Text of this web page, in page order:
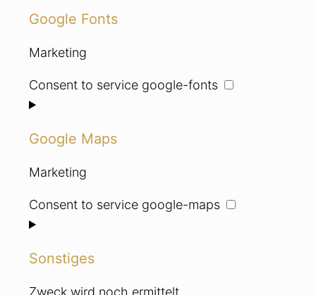
Google Fonts
Marketing
Consent to service google-fonts
Google Maps
Marketing
Consent to service google-maps
Sonstiges
Zweck wird noch ermittelt